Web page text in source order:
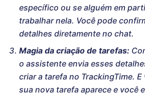
específico ou se alguém em
trabalhar nela. Você pode
detalhes diretamente no chat.
Magia da criação de tarefas:
o assistente envia esses
criar a tarefa no TrackingTime.
sua nova tarefa aparece e você